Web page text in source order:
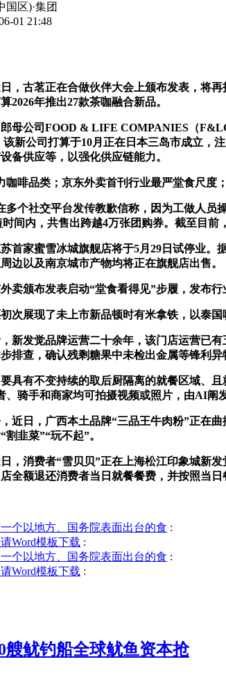
国区)·集团
01 21:48
古茗正在合做伙伴大会上颁布发表，将再
2026年推出27款茶咖融合新品。
公司FOOD & LIFE COMPANIES（
新公司打算于10月正在日本三岛市成立，
备供应等，以强化供应链能力。
品类；京东外卖首刊行业最严堂食尺度；
社交平台发传教歉信称，因为工做人员操
间内，共售出跨越4万张团购券。截至目
家蜜雪冰城旗舰店将于5月29日试停业。据
边以及南京城市产物均将正在旗舰店出售。
颁布发表启动“堂食看得见”步履，发布行
展现了未上市新品顿时有米拿铁，以泰国
发觉品牌运营二十余年，该门店运营已有
排查，确认残剩糖果中未检出金属等锋利异
有不变持续的取后厨隔离的就餐区域、且
、骑手和商家均可拍摄视频或照片，由AI阐
日，广西本土品牌“三品王牛肉粉”正在曲
韭菜”“玩不起”。
消费者“雪贝贝”正在上海松江印象城新发
全额退还消费者当日就餐餐费，并按照当日
一个以地方、国务院表面出台的食 :
Word模板下载 :
一个以地方、国务院表面出台的食 :
Word模板下载 :
艘鱿钓船全球鱿鱼资本抢